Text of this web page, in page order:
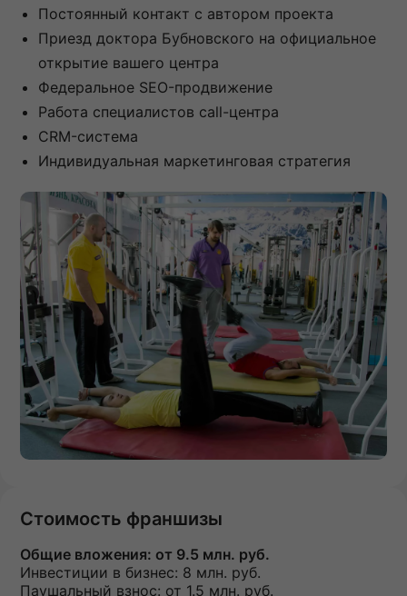
Постоянный контакт с автором проекта
Приезд доктора Бубновского на официальное
открытие вашего центра
Федеральное SEO-продвижение
Работа специалистов call-центра
CRM-система
Индивидуальная маркетинговая стратегия
Стоимость франшизы
Общие вложения: от 9.5 млн. руб.
Инвестиции в бизнес: 8 млн. руб.
Паушальный взнос: от 1.5 млн. руб.